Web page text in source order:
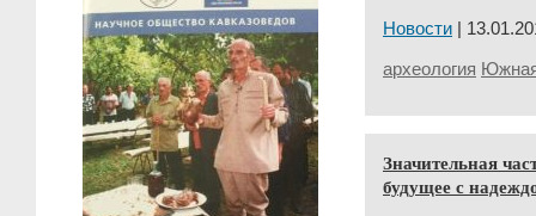
Новости |
археология
Значительная
будущее с